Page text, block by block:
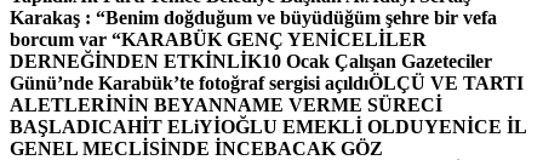
Karakaş : “Benim doğduğum ve büyüdüğüm şehre bir vefa
borcum var “KARABÜK GENÇ YENİCELİLER
DERNEĞİNDEN ETKİNLİK10 Ocak Çalışan Gazeteciler
Günü’nde Karabük’te fotoğraf sergisi açıldıÖLÇÜ VE TARTI
ALETLERİNİN BEYANNAME VERME SÜRECİ
BAŞLADICAHİT ELiYİOĞLU EMEKLİ OLDUYENİCE İL
GENEL MECLİSİNDE İNCEBACAK GÖZ